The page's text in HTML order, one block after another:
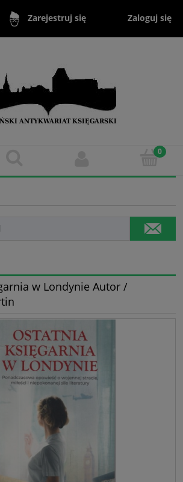
Zarejestruj się Zaloguj się
w Londynie Autor /